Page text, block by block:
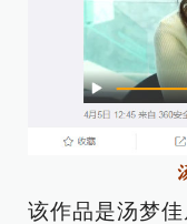
该作品是汤梦